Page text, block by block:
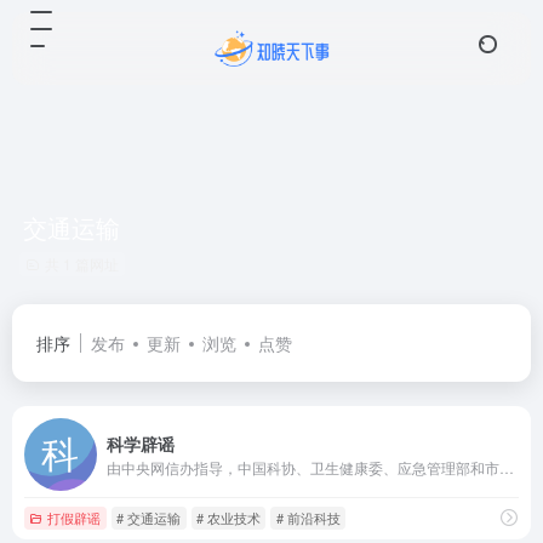
排序 发布 更新 浏览 点赞
科学辟谣
打假辟谣 # 交通运输 # 农业技术 # 前沿科技